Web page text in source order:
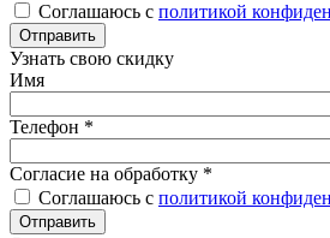
Соглашаюсь с политикой
Отправить
Узнать свою скидку
Имя
Телефон *
Согласие на обработку *
Соглашаюсь с политикой
Отправить